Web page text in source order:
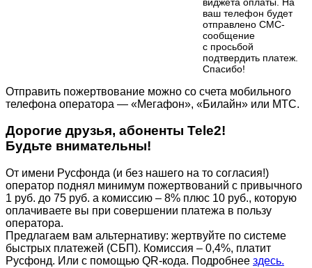
ваш телефон будет
отправлено СМС-
сообщение
с просьбой
подтвердить платеж.
Cпасибо!
Отправить пожертвование можно со счета мобильного
телефона оператора — «Мегафон», «Билайн» или МТС.
Дорогие друзья, абоненты Tele2!
Будьте внимательны!
От имени Русфонда (и без нашего на то согласия!)
оператор поднял минимум пожертвований с привычного
1 руб. до 75 руб. а комиссию – 8% плюс 10 руб., которую
оплачиваете вы при совершении платежа в пользу
оператора.
Предлагаем вам альтернативу: жертвуйте по cистеме
быстрых платежей (СБП). Комиссия – 0,4%, платит
Русфонд. Или с помощью QR-кода. Подробнее здесь.